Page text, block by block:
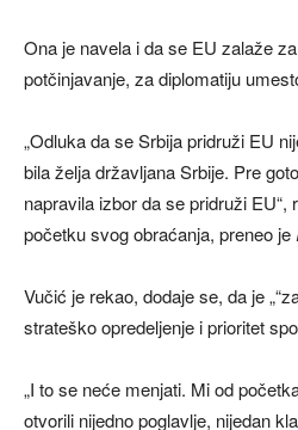
Ona je navela i da se EU zalaže
potčinjavanje, za diplomatiju
„Odluka da se Srbija pridruži EU
bila želja državljana Srbije. Pre
napravila izbor da se pridruži EU“,
početku svog obraćanja, preneo je
Vučić je rekao, dodaje se, da je
strateško opredeljenje i prioritet
„I to se neće menjati. Mi od
otvorili nijedno poglavlje, nijedan